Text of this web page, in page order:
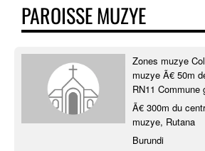
PAROISSE MUZYE
Zones muzye Colline
muzye Ã€ 50m
RN11
Ã€ 300m du
muzye, Rutana
Burundi